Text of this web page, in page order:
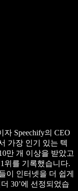
Speechify의 CEO
가장 인기 있는 텍
만 개 이상을 받았고
위를 기록했습니다.
이 인터넷을 더 쉽게
30’에 선정되었습